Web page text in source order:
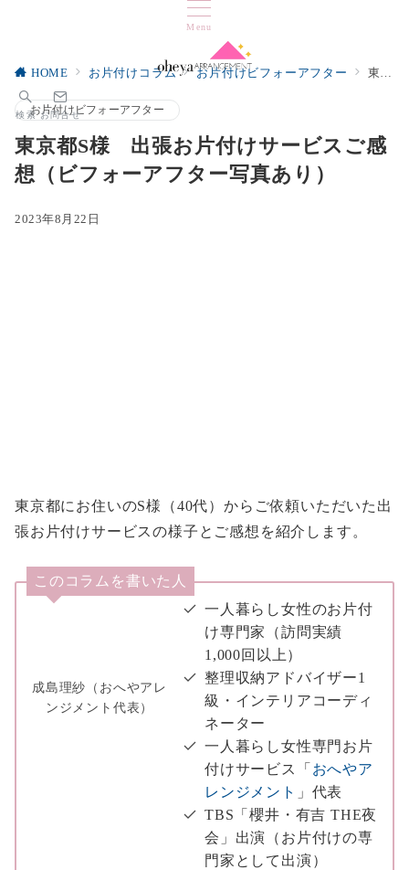
Menu
検索 お問合せ
HOME お片付けコラム お片付けビフォーアフター 東京都S様 出張お片付けサービスご感想（ビフォーアフター写真あり）
お片付けビフォーアフター
東京都S様 出張お片付けサービスご感
想（ビフォーアフター写真あり）
2023年8月22日
東京都にお住いのS様（40代）からご依頼いただいた出
張お片付けサービスの様子とご感想を紹介します。
このコラムを書いた人
成島理紗（おへやアレ
ンジメント代表）
一人暮らし女性のお片付
け専門家（訪問実績
1,000回以上）
整理収納アドバイザー1
級・インテリアコーディ
ネーター
一人暮らし女性専門お片
付けサービス「 おへやア
レンジメント
」代表
TBS「櫻井・有吉 THE夜
会」出演（お片付けの専
門家として出演）